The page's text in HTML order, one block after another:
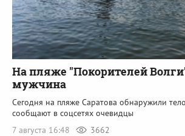
На пляже "Покорителей
мужчина
Сегодня на пляже Саратова обнаружили
сообщают в соцсетях очевидцы
7 августа 16:48
3662